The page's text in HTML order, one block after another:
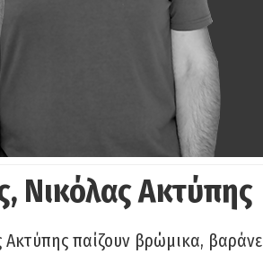
Νικόλας Ακτύπης
παίζουν βρώμικα, βαράνε